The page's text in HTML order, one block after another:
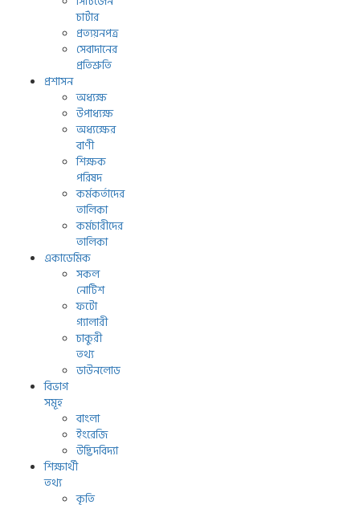
চার্টার
প্রত্যয়নপত্র
সেবাদানের
প্রতিশ্রুতি
প্রশাসন
অধ্যক্ষ
উপাধ্যক্ষ
অধ্যক্ষের
বাণী
শিক্ষক
পরিষদ
কর্মকর্তাদের
তালিকা
কর্মচারীদের
তালিকা
একাডেমিক
সকল
নোটিশ
ফটো
গ্যালারী
চাকুরী
তথ্য
ডাউনলোড
বিভাগ
সমূহ
বাংলা
ইংরেজি
উদ্ভিদবিদ্যা
শিক্ষার্থী
তথ্য
কৃতি